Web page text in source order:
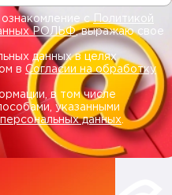
сПолитикой
РОЛЬФ, выражаю свое
данных в целях
в Согласии на обработку
в том числе
указанными
данных